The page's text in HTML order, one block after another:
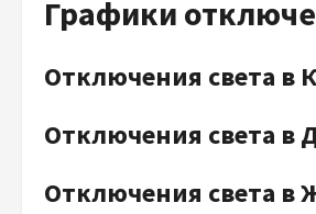
Графики
Отключения света в
Отключения света в
Отключения света в